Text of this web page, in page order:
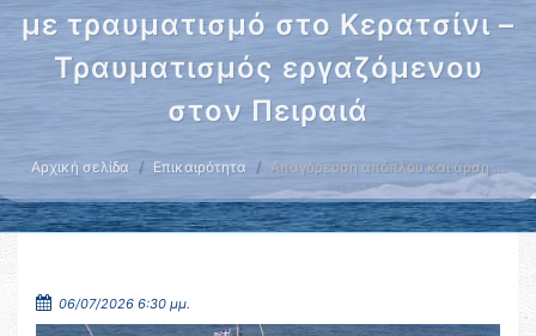
με τραυματισμό στο Κερατσίνι –
Τραυματισμός εργαζόμενου
στον Πειραιά
Αρχική σελίδα Επικαιρότητα Απαγόρευση απόπλου και άρση …
06/07/2026 6:30 μμ.